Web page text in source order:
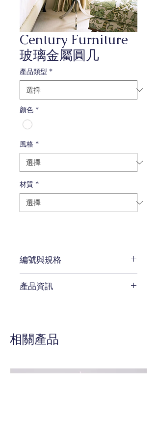
Century Furniture
玻璃金屬圓几
產品類型 *
顏色 *
風格 *
材質 *
編號與規格
編號 CEN-77A-226
產品資訊
相關產品